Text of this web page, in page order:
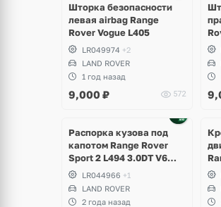
Шторка безопасности
левая airbag Range
Rover Vogue L405
LR049974 +2
LAND ROVER
1 год назад
9,000 ₽ 572
Распорка кузова под
капотом Range Rover
Sport 2 L494 3.0DT V6
gen2 Twin-turbo
LR044966 +1
LAND ROVER
2 года назад